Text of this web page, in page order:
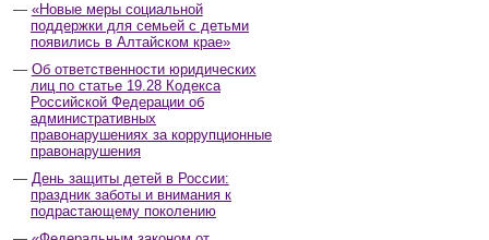
«Новые меры социальной
поддержки для семьей с детьми
появились в Алтайском крае»
Об ответственности юридических
лиц по статье 19.28 Кодекса
Российской Федерации об
административных
правонарушениях за коррупционные
правонарушения
День защиты детей в России:
праздник заботы и внимания к
подрастающему поколению